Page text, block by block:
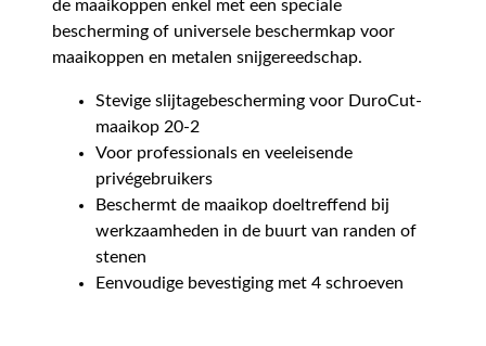
de maaikoppen enkel met een speciale
bescherming of universele beschermkap voor
maaikoppen en metalen snijgereedschap.
Stevige slijtagebescherming voor DuroCut-
maaikop 20-2
Voor professionals en veeleisende
privégebruikers
Beschermt de maaikop doeltreffend bij
werkzaamheden in de buurt van randen of
stenen
Eenvoudige bevestiging met 4 schroeven